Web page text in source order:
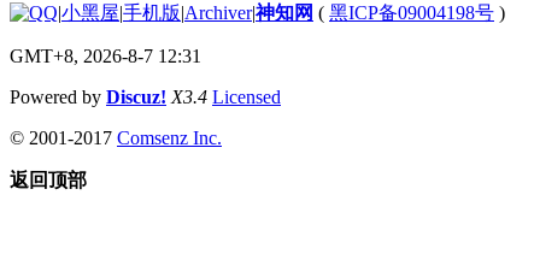
|小黑屋|手机版|Archiver|神知网 ( 黑ICP备09004198号 )
GMT+8, 2026-8-7 12:31
Powered by Discuz! X3.4 Licensed
© 2001-2017 Comsenz Inc.
返回顶部